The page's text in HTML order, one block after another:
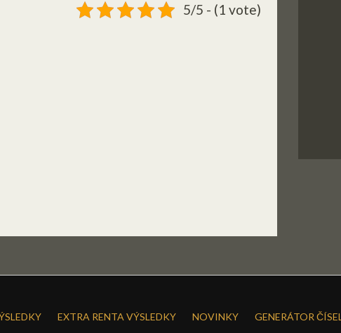
5/5 - (1 vote)
EXTRA RENTA VÝSLEDKY NOVINKY GENERÁTOR ČÍSEL